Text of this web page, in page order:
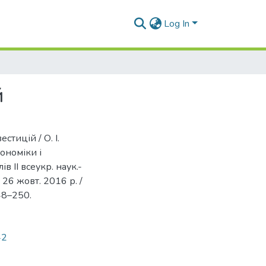
Log In
/ О. І.
і
ІІ всеукр. наук.-
26 жовт. 2016 р. /